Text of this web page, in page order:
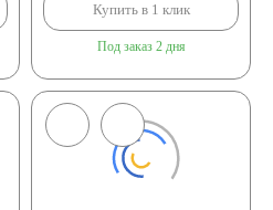
Купить в 1 клик
Под заказ 2 дня